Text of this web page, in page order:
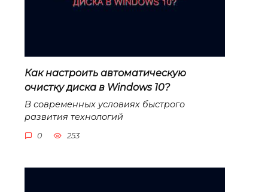
Как настроить автоматическую
очистку диска в Windows 10?
В современных условиях быстрого
развития технологий
0 253